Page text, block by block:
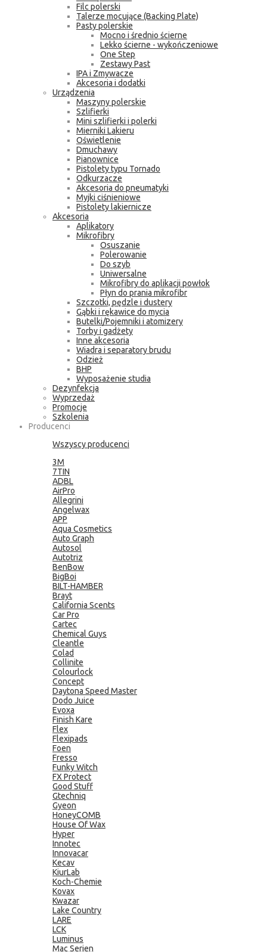
Filc polerski
Talerze mocujące (Backing Plate)
Pasty polerskie
Mocno i średnio ścierne
Lekko ścierne - wykończeniowe
One Step
Zestawy Past
IPA i Zmywacze
Akcesoria i dodatki
Urządzenia
Maszyny polerskie
Szlifierki
Mini szlifierki i polerki
Mierniki Lakieru
Oświetlenie
Dmuchawy
Pianownice
Pistolety typu Tornado
Odkurzacze
Akcesoria do pneumatyki
Myjki ciśnieniowe
Pistolety lakiernicze
Akcesoria
Aplikatory
Mikrofibry
Osuszanie
Polerowanie
Do szyb
Uniwersalne
Mikrofibry do aplikacji powłok
Płyn do prania mikrofibr
Szczotki, pędzle i dustery
Gąbki i rękawice do mycia
Butelki/Pojemniki i atomizery
Torby i gadżety
Inne akcesoria
Wiadra i separatory brudu
Odzież
BHP
Wyposażenie studia
Dezynfekcja
Wyprzedaż
Promocje
Szkolenia
Producenci
Wszyscy producenci
3M
7TIN
ADBL
AirPro
Allegrini
Angelwax
APP
Aqua Cosmetics
Auto Graph
Autosol
Autotriz
BenBow
BigBoi
BILT-HAMBER
Brayt
California Scents
Car Pro
Cartec
Chemical Guys
Cleantle
Colad
Collinite
Colourlock
Concept
Daytona Speed Master
Dodo Juice
Evoxa
Finish Kare
Flex
Flexipads
Foen
Fresso
Funky Witch
FX Protect
Good Stuff
Gtechniq
Gyeon
HoneyCOMB
House Of Wax
Hyper
Innotec
Innovacar
Kecav
KiurLab
Koch-Chemie
Kovax
Kwazar
Lake Country
LARE
LCK
Luminus
Mac Serien